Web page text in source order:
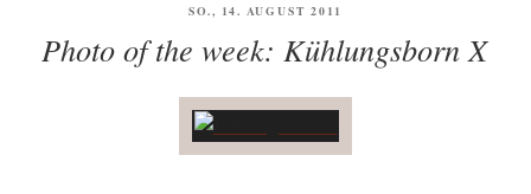
VERÖFFENTLICHT
SO., 14. AUGUST 2011
Photo of the week: Kühlungsborn X